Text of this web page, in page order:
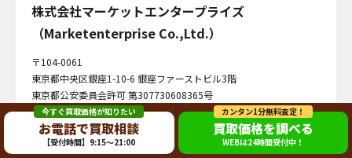
今すぐ買取価格が知りたい
お電話で買取相談
【受付時間】9:15～21:00
カンタン1分無料査定！
買取価格を調べる
WEBは24時間受付中！
株式会社マーケットエンタープライズ
（Marketenterprise Co.,Ltd.）
〒104-0061
東京都中央区銀座1-10-6 銀座ファーストビル3階
東京都公安委員会許可 第307730608365号